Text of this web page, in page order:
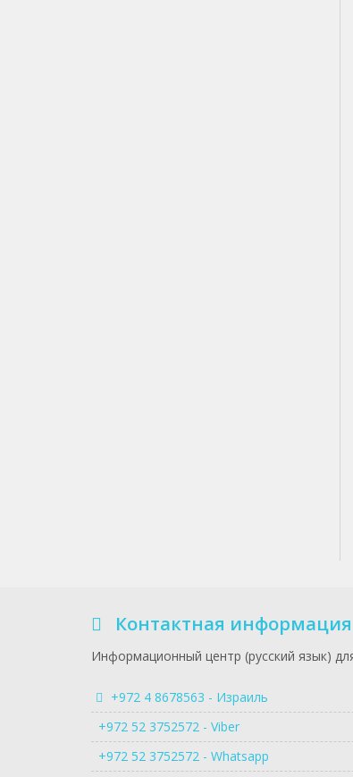
Контактная информация
Информационный центр (русский язык)
+972 4 8678563 - Израиль
+972 52 3752572 - Viber
+972 52 3752572 - Whatsapp